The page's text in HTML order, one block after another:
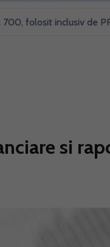
inclusiv de PFA-uri!
si